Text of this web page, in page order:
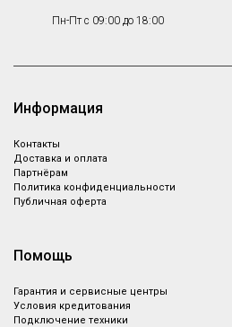
Пн-Пт с 09:00 до 18:00
Информация
Контакты
Доставка и оплата
Партнёрам
Политика конфиденциальности
Публичная оферта
Помощь
Гарантия и сервисные центры
Условия кредитования
Подключение техники